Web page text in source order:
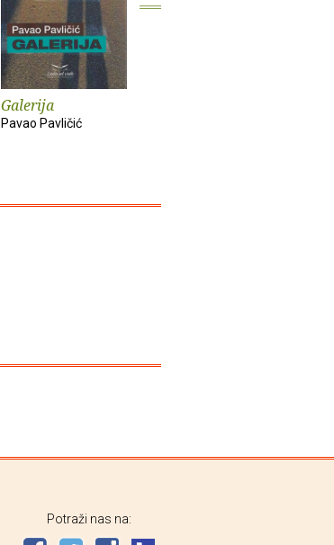
Galerija
Pavao Pavličić
Potraži nas na: